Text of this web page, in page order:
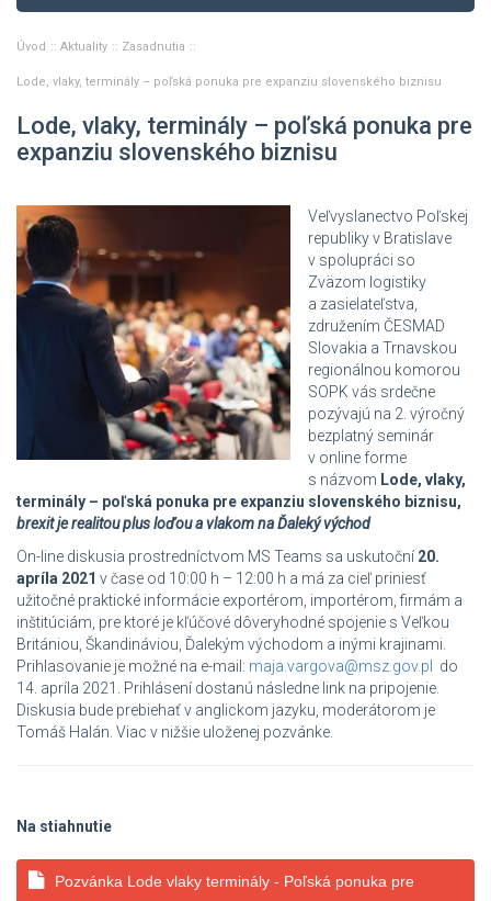
Úvod Aktuality Zasadnutia
Lode, vlaky, terminály – poľská ponuka pre expanziu slovenského biznisu
Lode, vlaky, terminály – poľská ponuka pre
expanziu slovenského biznisu
Veľvyslanectvo Poľskej
republiky v Bratislave
v spolupráci so
Zväzom logistiky
a zasielateľstva,
združením ČESMAD
Slovakia a Trnavskou
regionálnou komorou
SOPK vás srdečne
pozývajú na 2. výročný
bezplatný seminár
v online forme
s názvom Lode, vlaky,
terminály – poľská ponuka pre expanziu slovenského biznisu,
brexit je realitou plus loďou a vlakom na Ďaleký východ
On-line diskusia prostredníctvom MS Teams sa uskutoční 20.
apríla 2021 v čase od 10:00 h – 12:00 h a má za cieľ priniesť
užitočné praktické informácie exportérom, importérom, firmám a
inštitúciám, pre ktoré je kľúčové dôveryhodné spojenie s Veľkou
Britániou, Škandináviou, Ďalekým východom a inými krajinami.
Prihlasovanie je možné na e-mail: maja.vargova@msz.gov.pl do
14. apríla 2021. Prihlásení dostanú následne link na pripojenie.
Diskusia bude prebiehať v anglickom jazyku, moderátorom je
Tomáš Halán. Viac v nižšie uloženej pozvánke.
Na stiahnutie
Pozvánka Lode vlaky terminály - Poľská ponuka pre